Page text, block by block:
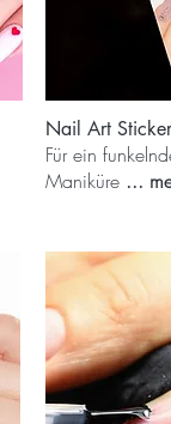
Nail Art Sticker
Für ein
Maniküre ...